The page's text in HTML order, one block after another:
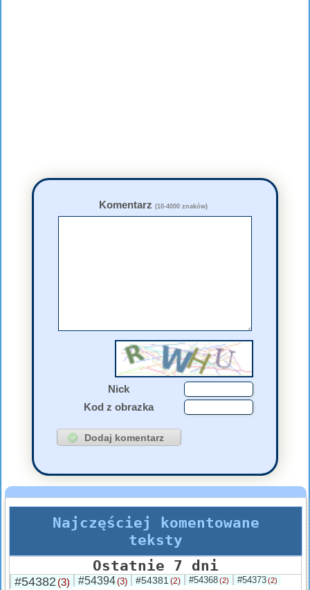
Komentarz (10-4000 znaków)
Nick
Kod z obrazka
Najczęściej komentowane
teksty
Ostatnie 7 dni
#54382 (3) #54394(3) #54381 (2) #54368(2) #54373(2)